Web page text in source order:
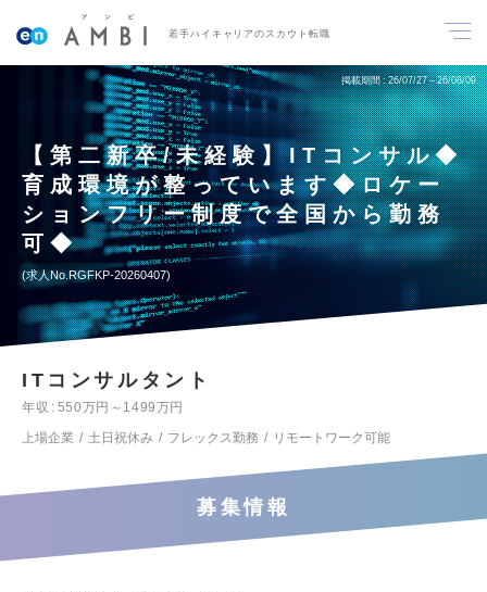
若手ハイキャリアのスカウト転職
掲載期間 26/07/27～26/08/09
【第二新卒/未経験】ITコンサル◆
育成環境が整っています◆ロケー
ションフリー制度で全国から勤務
可◆
求人No.RGFKP-20260407
ITコンサルタント
年収
550万円～1499万円
上場企業
土日祝休み フレックス勤務 リモートワーク可能
募集情報